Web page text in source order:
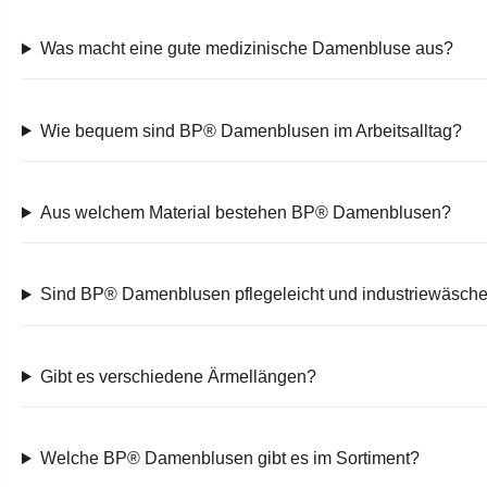
Was macht eine gute medizinische Damenbluse aus?
Wie bequem sind BP® Damenblusen im Arbeitsalltag?
Aus welchem Material bestehen BP® Damenblusen?
Sind BP® Damenblusen pflegeleicht und
Gibt es verschiedene Ärmellängen?
Welche BP® Damenblusen gibt es im Sortiment?